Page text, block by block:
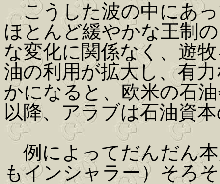
こうした波の中にあ
ほとんど緩やかな王制
な変化に関係なく、遊
油の利用が拡大し、有
かになると、欧米の石
以降、アラブは石油資
例によってだんだん
もインシャラー）そろ